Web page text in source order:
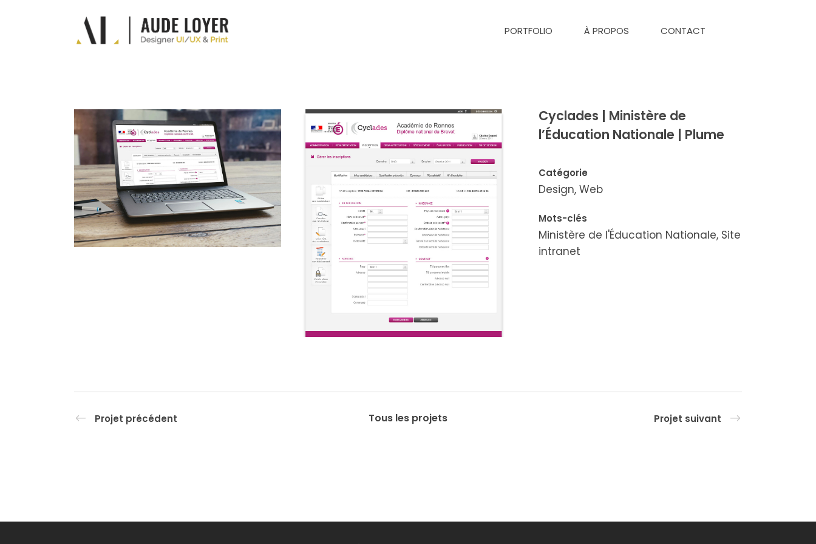
PORTFOLIO À PROPOS CONTACT
Cyclades | Ministère de
l’Éducation Nationale | Plume
Catégorie
Design, Web
Mots-clés
Ministère de l'Éducation Nationale, Site
intranet
Projet précédent Tous les projets Projet suivant